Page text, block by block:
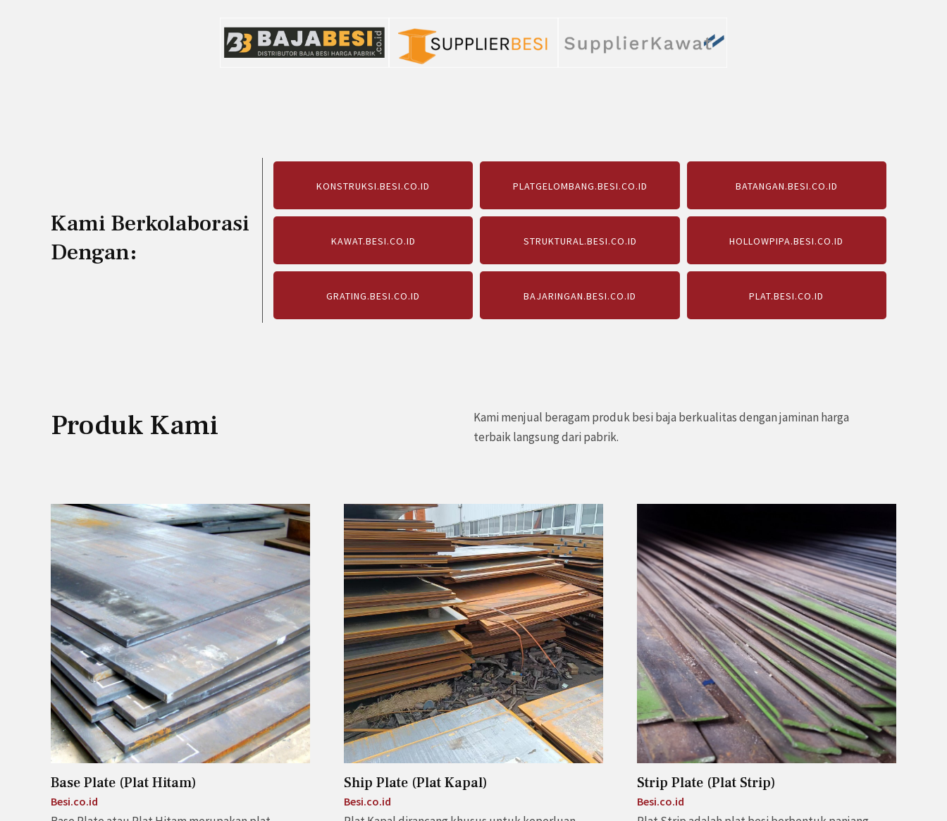
Kami Berkolaborasi
Dengan:
KONSTRUKSI.BESI.CO.ID PLATGELOMBANG.BESI.CO.ID BATANGAN.BESI.CO.ID
KAWAT.BESI.CO.ID STRUKTURAL.BESI.CO.ID HOLLOWPIPA.BESI.CO.ID
GRATING.BESI.CO.ID BAJARINGAN.BESI.CO.ID PLAT.BESI.CO.ID
Produk Kami
Kami menjual beragam produk besi baja berkualitas dengan jaminan harga
terbaik langsung dari pabrik.
Base Plate (Plat Hitam)
Besi.co.id
Ship Plate (Plat Kapal)
Besi.co.id
Strip Plate (Plat Strip)
Besi.co.id